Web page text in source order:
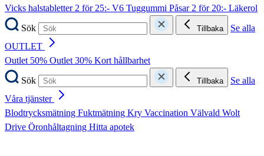
Vicks halstabletter2 för 25:- V6 Tuggummi Påsar2 för 20:- Läkerol
Sök
Tillbaka
Se alla
OUTLET
Outlet 50% Outlet 30% Kort hållbarhet
Sök
Tillbaka
Se alla
Våra tjänster
Blodtrycksmätning Fuktmätning Kry Vaccination Välvald Wolt
Drive Öronhåltagning Hitta apotek